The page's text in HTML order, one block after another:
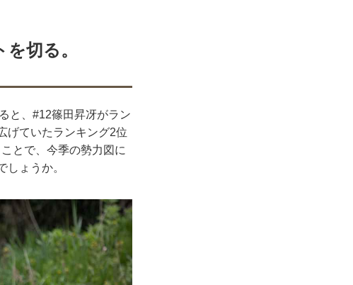
切る。
と、#12篠田昇冴がラン
げていたランキング2位
とで、今季の勢力図に
ょうか。